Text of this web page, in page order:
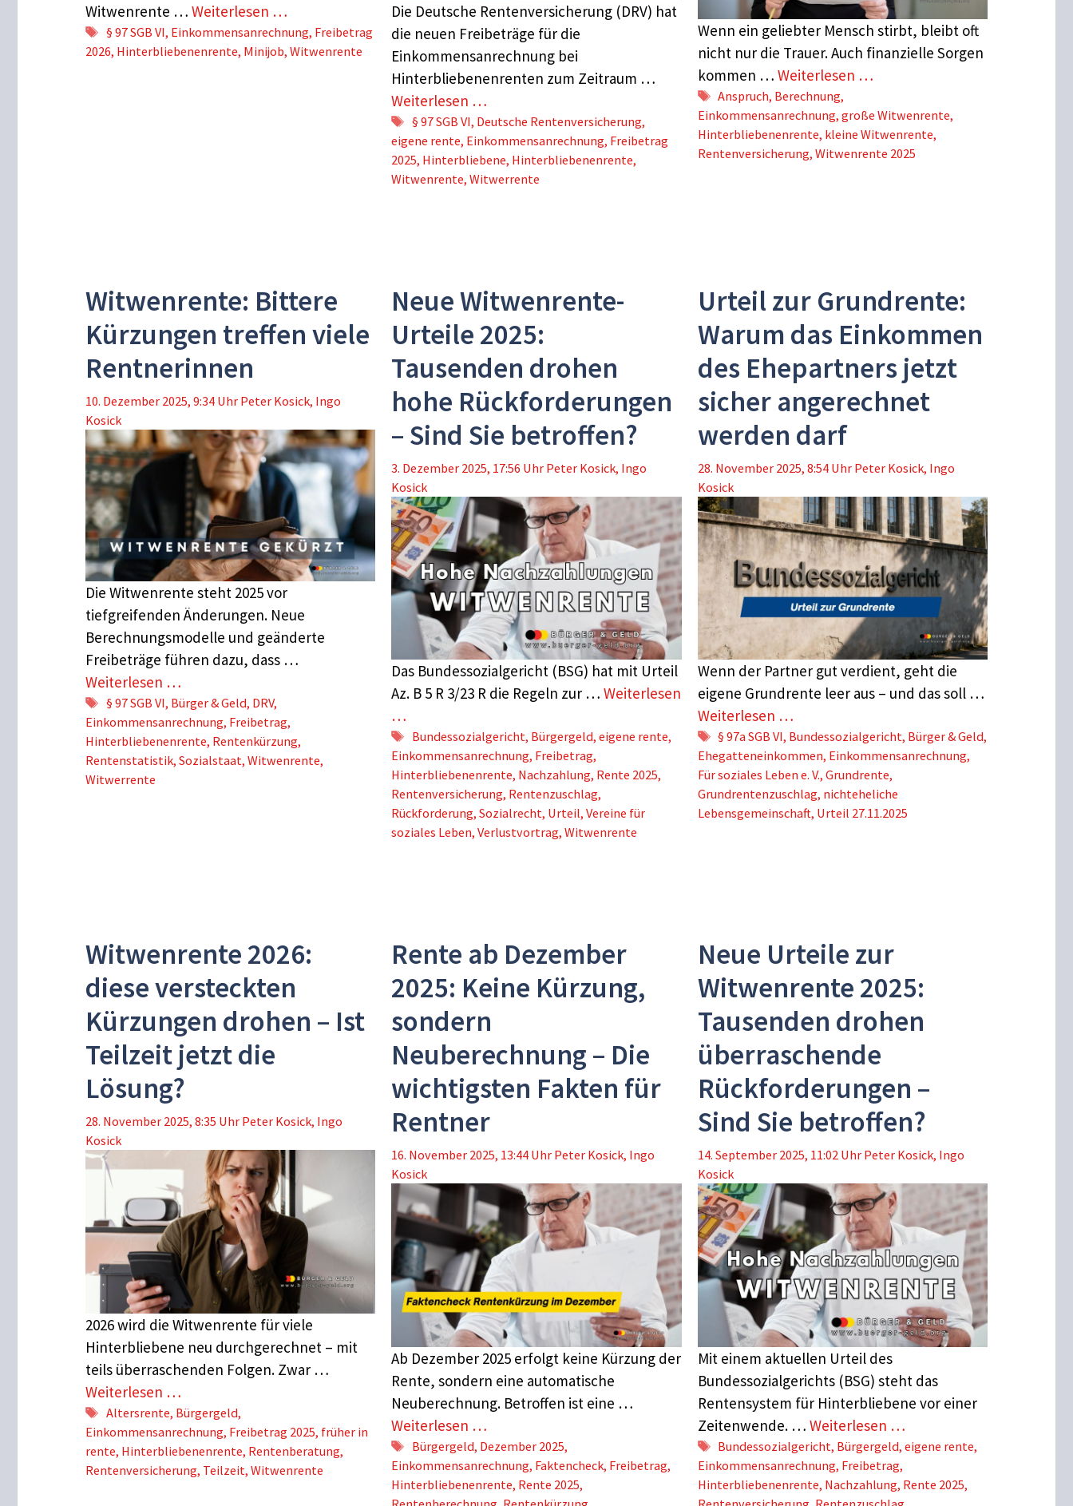
Witwenrente … Weiterlesen …
Schlagwörter
§ 97 SGB VI, Einkommensanrechnung, Freibetrag
2026, Hinterbliebenenrente, Minijob, Witwenrente
Die Deutsche Rentenversicherung (DRV) hat
die neuen Freibeträge für die
Einkommensanrechnung bei
Hinterbliebenenrenten zum Zeitraum …
Weiterlesen …
Schlagwörter
§ 97 SGB VI, Deutsche Rentenversicherung,
eigene rente, Einkommensanrechnung, Freibetrag
2025, Hinterbliebene, Hinterbliebenenrente,
Witwenrente,Witwerrente
Wenn ein geliebter Mensch stirbt, bleibt oft
nicht nur die Trauer. Auch finanzielle Sorgen
kommen … Weiterlesen …
Schlagwörter
Anspruch, Berechnung,
Einkommensanrechnung, große Witwenrente,
Hinterbliebenenrente, kleine Witwenrente,
Rentenversicherung, Witwenrente 2025
Witwenrente: Bittere
Kürzungen treffen viele
Rentnerinnen
10. Dezember 2025, 9:34 Uhr Peter Kosick, Ingo
Kosick
Die Witwenrente steht 2025 vor
tiefgreifenden Änderungen. Neue
Berechnungsmodelle und geänderte
Freibeträge führen dazu, dass …
Weiterlesen …
Schlagwörter
§ 97 SGB VI, Bürger & Geld, DRV,
Einkommensanrechnung, Freibetrag,
Hinterbliebenenrente, Rentenkürzung,
Rentenstatistik, Sozialstaat, Witwenrente,
Witwerrente
Neue Witwenrente-
Urteile 2025:
Tausenden drohen
hohe Rückforderungen
– Sind Sie betroffen?
3. Dezember 2025, 17:56 Uhr Peter Kosick, Ingo
Kosick
Das Bundessozialgericht (BSG) hat mit Urteil
Az. B 5 R 3/23 R die Regeln zur …Weiterlesen
…
Schlagwörter
Bundessozialgericht, Bürgergeld,eigene rente,
Einkommensanrechnung, Freibetrag,
Hinterbliebenenrente, Nachzahlung, Rente 2025,
Rentenversicherung, Rentenzuschlag,
Rückforderung,Sozialrecht, Urteil,Vereine für
soziales Leben,Verlustvortrag,Witwenrente
Urteil zur Grundrente:
Warum das Einkommen
des Ehepartners jetzt
sicher angerechnet
werden darf
28. November 2025, 8:54 Uhr Peter Kosick, Ingo
Kosick
Wenn der Partner gut verdient, geht die
eigene Grundrente leer aus – und das soll …
Weiterlesen …
Schlagwörter
§ 97a SGB VI, Bundessozialgericht, Bürger & Geld,
Ehegatteneinkommen, Einkommensanrechnung,
Für soziales Leben e. V., Grundrente,
Grundrentenzuschlag, nichteheliche
Lebensgemeinschaft, Urteil 27.11.2025
Witwenrente 2026:
diese versteckten
Kürzungen drohen – Ist
Teilzeit jetzt die
Lösung?
28. November 2025, 8:35 Uhr Peter Kosick, Ingo
Kosick
2026 wird die Witwenrente für viele
Hinterbliebene neu durchgerechnet – mit
teils überraschenden Folgen. Zwar …
Weiterlesen …
Schlagwörter
Altersrente, Bürgergeld,
Einkommensanrechnung, Freibetrag 2025, früher in
rente, Hinterbliebenenrente, Rentenberatung,
Rentenversicherung, Teilzeit, Witwenrente
Rente ab Dezember
2025: Keine Kürzung,
sondern
Neuberechnung – Die
wichtigsten Fakten für
Rentner
16. November 2025, 13:44 Uhr Peter Kosick, Ingo
Kosick
Ab Dezember 2025 erfolgt keine Kürzung der
Rente, sondern eine automatische
Neuberechnung. Betroffen ist eine …
Weiterlesen …
Schlagwörter
Bürgergeld, Dezember 2025,
Einkommensanrechnung, Faktencheck, Freibetrag,
Hinterbliebenenrente, Rente 2025,
Neue Urteile zur
Witwenrente 2025:
Tausenden drohen
überraschende
Rückforderungen –
Sind Sie betroffen?
14. September 2025, 11:02 Uhr Peter Kosick, Ingo
Kosick
Mit einem aktuellen Urteil des
Bundessozialgerichts (BSG) steht das
Rentensystem für Hinterbliebene vor einer
Zeitenwende. … Weiterlesen …
Schlagwörter
Bundessozialgericht, Bürgergeld,eigene rente,
Einkommensanrechnung, Freibetrag,
Hinterbliebenenrente, Nachzahlung, Rente 2025,